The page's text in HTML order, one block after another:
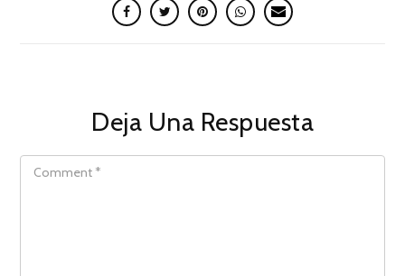
Deja Una Respuesta
COMMENT